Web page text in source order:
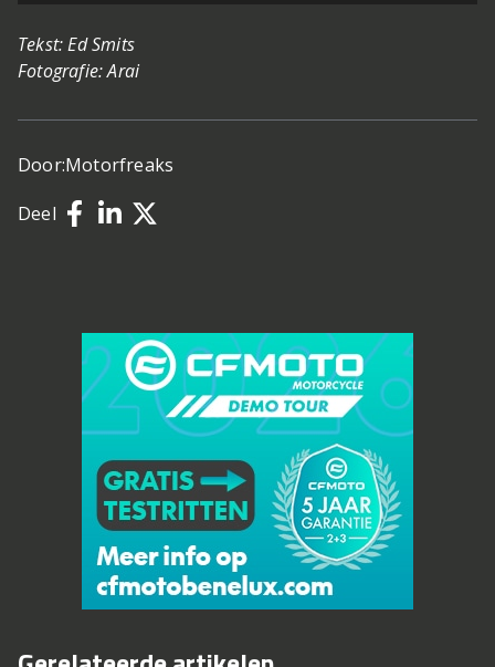
Tekst: Ed Smits
Fotografie: Arai
Door:Motorfreaks
Deel